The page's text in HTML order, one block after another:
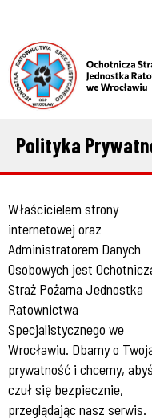
Polityka
Właścicielem strony
internetowej oraz
Administratorem Danych
Osobowych jest
Straż Pożarna Jednostka
Ratownictwa
Specjalistycznego we
Wrocławiu. Dbamy o
prywatność i chcemy, abyś
czuł się bezpiecznie,
przeglądając nasz serwis.